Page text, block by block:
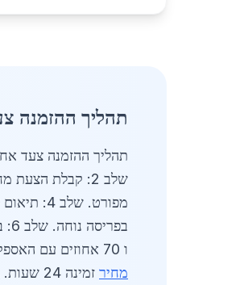
תהליך ההזמנה
ו 70 אחוזים עם האספקה. כל שלב מתועד ומבטיח שקיפות מלאה. יסודות פלדה בגן יבנה מוזמנים בקלות רבה הודות למערכת דיגיטלית מתקדמת.
מחיר זמינה 24 שעות.